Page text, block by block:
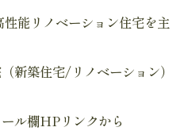
能リノベーション住宅を主
新築住宅/リノベーション）
ル欄HPリンクから